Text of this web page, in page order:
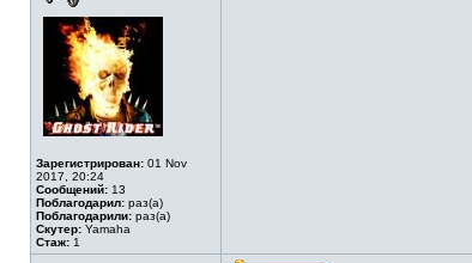
Зарегистрирован: 01 Nov
2017, 20:24
Сообщений: 13
Поблагодарил: раз(а)
Поблагодарили: раз(а)
Скутер: Yamaha
Стаж: 1